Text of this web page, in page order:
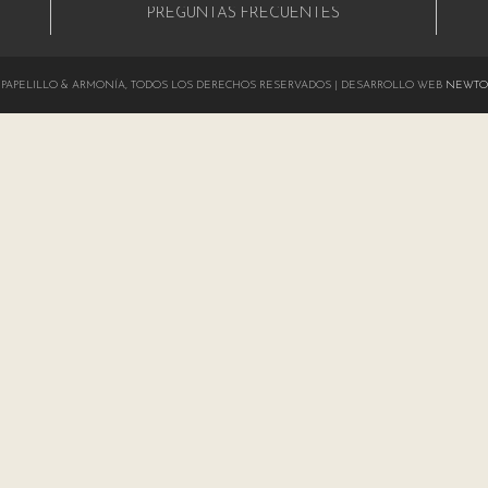
PREGUNTAS FRECUENTES
PAPELILLO & ARMONÍA, TODOS LOS DERECHOS RESERVADOS | DESARROLLO WEB